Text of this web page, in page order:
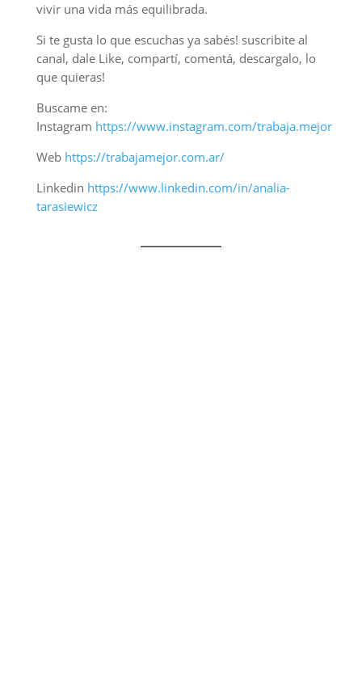
vivir una vida más equilibrada.
Si te gusta lo que escuchas ya sabés! suscribite al
canal, dale Like, compartí, comentá, descargalo, lo
que quieras!
Buscame en:
Instagram https://www.instagram.com/trabaja.mejor​
Web https://trabajamejor.com.ar/​
Linkedin https://www.linkedin.com/in/analia-
tarasiewicz